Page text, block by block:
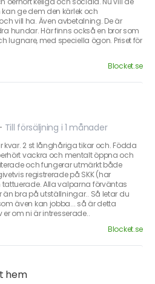
ge dem den kärlek och
vill ha. Även avbetalning. De är
hundar. Här finns också en bror som
lugnare, med speciella ögon. Priset för
Blocket.se
Till försäljning i 1 månader
2 st långhåriga tikar och. Födda
vackra och mentalt öppna och
och fungerar utmärkt både
registrerade på SKK (har
Alla valparna förväntas
bra på utställningar.. Så letar du
även kan jobba... så är detta
om ni är intresserade..
Blocket.se
hem